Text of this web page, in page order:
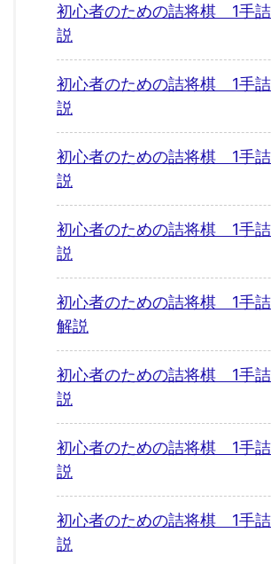
初心者のための詰将棋 1手
説
初心者のための詰将棋 1手
説
初心者のための詰将棋 1手
説
初心者のための詰将棋 1手
説
初心者のための詰将棋 1手
解説
初心者のための詰将棋 1手
説
初心者のための詰将棋 1手
説
初心者のための詰将棋 1手
説